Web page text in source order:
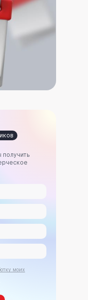
получить
моих